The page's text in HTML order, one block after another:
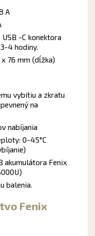
A
USB -C konektora
4 hodiny.
76 mm (dĺžka)
vybitiu a zkratu
na
nabíjania
0-45°C
akumulátora Fenix
balenia.
Fenix